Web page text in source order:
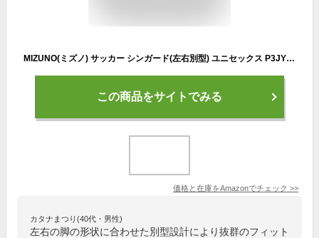
MIZUNO(ミズノ) サッカー シンガード(左右別型) ユニセックス P3JYG074
この商品をサイトでみる
価格と在庫をAmazonでチェック >>
カタナまつり(40代・男性)
左右の脚の形状に合わせた別型設計により抜群のフィット